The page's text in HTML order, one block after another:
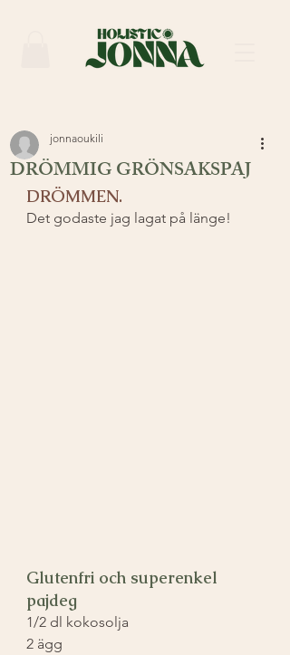
DRÖMMIG GRÖNSAKSPAJ
jonnaoukili
DRÖMMEN.
Det godaste jag lagat på länge!
Glutenfri och superenkel
pajdeg
1/2 dl kokosolja
2 ägg